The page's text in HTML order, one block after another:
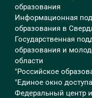
образования
Информационная
образования в
Государственная
образования и
области
"Российское
"Единое окно
Федеральный центр